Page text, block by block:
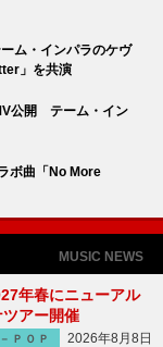
ム・インパラのケヴ
」を共演
公開 テーム・イン
ボ曲「No More
MUSIC NEWS
年春にニューアル
アー開催
－ＰＯＰ
2026年8月8日